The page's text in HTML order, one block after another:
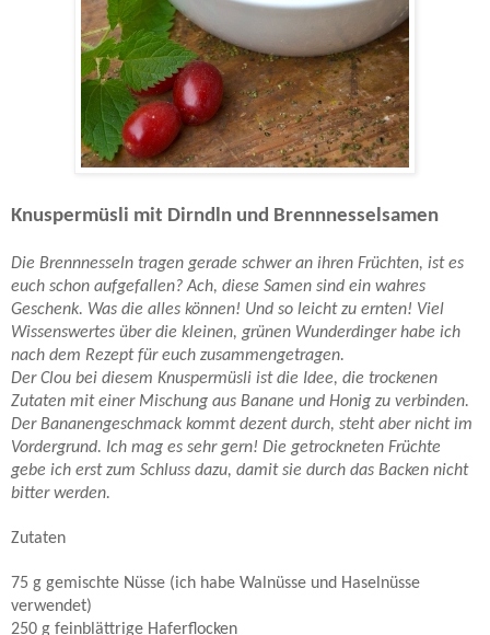
Knuspermüsli mit Dirndln und Brennnesselsamen
Die Brennnesseln tragen gerade schwer an ihren Früchten, ist es
euch schon aufgefallen? Ach, diese Samen sind ein wahres
Geschenk. Was die alles können! Und so leicht zu ernten! Viel
Wissenswertes über die kleinen, grünen Wunderdinger habe ich
nach dem Rezept für euch zusammengetragen.
Der Clou bei diesem Knuspermüsli ist die Idee, die trockenen
Zutaten mit einer Mischung aus Banane und Honig zu verbinden.
Der Bananengeschmack kommt dezent durch, steht aber nicht im
Vordergrund. Ich mag es sehr gern! Die getrockneten Früchte
gebe ich erst zum Schluss dazu, damit sie durch das Backen nicht
bitter werden.
Zutaten
75 g gemischte Nüsse (ich habe Walnüsse und Haselnüsse
verwendet)
250 g feinblättrige Haferflocken